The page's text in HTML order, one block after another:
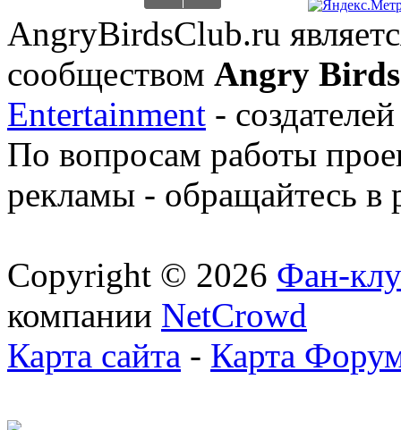
AngryBirdsClub.ru
сообществом Angry Birds
Entertainment -
По вопросам работы
рекламы - обращайтесь в
Copyright © 2026 Фан-
компании NetCrowd
Карта сайта - Карта